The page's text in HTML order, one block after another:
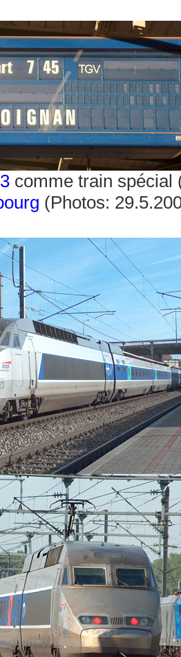
comme train spécial
(Photos: